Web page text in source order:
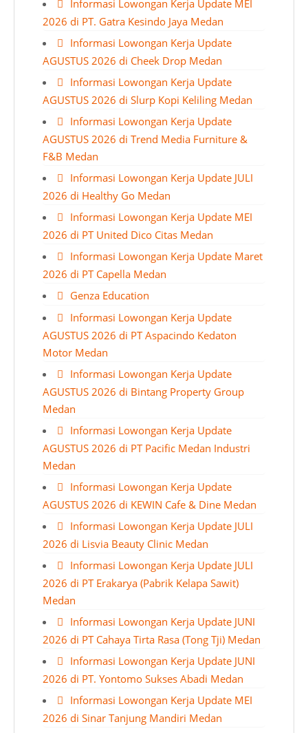
Informasi Lowongan Kerja Update MEI
2026 di PT. Gatra Kesindo Jaya Medan
Informasi Lowongan Kerja Update
AGUSTUS 2026 di Cheek Drop Medan
Informasi Lowongan Kerja Update
AGUSTUS 2026 di Slurp Kopi Keliling Medan
Informasi Lowongan Kerja Update
AGUSTUS 2026 di Trend Media Furniture &
F&B Medan
Informasi Lowongan Kerja Update JULI
2026 di Healthy Go Medan
Informasi Lowongan Kerja Update MEI
2026 di PT United Dico Citas Medan
Informasi Lowongan Kerja Update Maret
2026 di PT Capella Medan
Genza Education
Informasi Lowongan Kerja Update
AGUSTUS 2026 di PT Aspacindo Kedaton
Motor Medan
Informasi Lowongan Kerja Update
AGUSTUS 2026 di Bintang Property Group
Medan
Informasi Lowongan Kerja Update
AGUSTUS 2026 di PT Pacific Medan Industri
Medan
Informasi Lowongan Kerja Update
AGUSTUS 2026 di KEWIN Cafe & Dine Medan
Informasi Lowongan Kerja Update JULI
2026 di Lisvia Beauty Clinic Medan
Informasi Lowongan Kerja Update JULI
2026 di PT Erakarya (Pabrik Kelapa Sawit)
Medan
Informasi Lowongan Kerja Update JUNI
2026 di PT Cahaya Tirta Rasa (Tong Tji) Medan
Informasi Lowongan Kerja Update JUNI
2026 di PT. Yontomo Sukses Abadi Medan
Informasi Lowongan Kerja Update MEI
2026 di Sinar Tanjung Mandiri Medan